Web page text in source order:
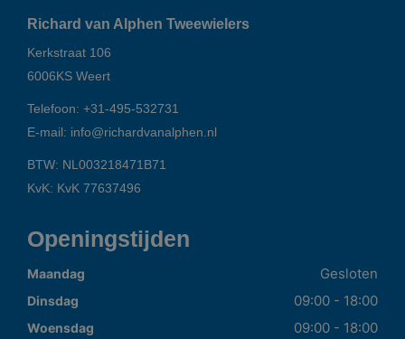
Richard van Alphen Tweewielers
Kerkstraat 106
6006KS Weert
Telefoon: +31-495-532731
E-mail: info@richardvanalphen.nl
BTW: NL003218471B71
KvK: KvK 77637496
Openingstijden
Maandag Gesloten
Dinsdag 09:00 - 18:00
Woensdag 09:00 - 18:00